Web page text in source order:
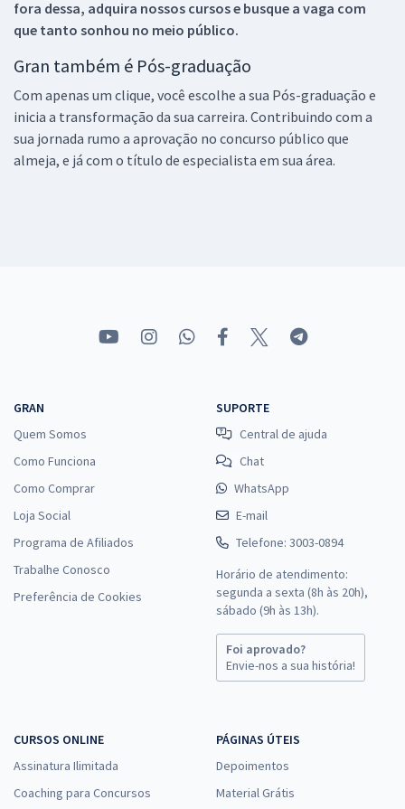
fora dessa, adquira nossos cursos e busque a vaga com
que tanto sonhou no meio público.
Gran também é Pós-graduação
Com apenas um clique, você escolhe a sua Pós-graduação e
inicia a transformação da sua carreira. Contribuindo com a
sua jornada rumo a aprovação no concurso público que
almeja, e já com o título de especialista em sua área.
GRAN
Quem Somos
Como Funciona
Como Comprar
Loja Social
Programa de Afiliados
Trabalhe Conosco
Preferência de Cookies
SUPORTE
Central de ajuda
Chat
WhatsApp
E-mail
Telefone: 3003-0894
Horário de atendimento:
segunda a sexta (8h às 20h),
sábado (9h às 13h).
Foi aprovado?
Envie-nos a sua história!
CURSOS ONLINE
Assinatura Ilimitada
Coaching para Concursos
PÁGINAS ÚTEIS
Depoimentos
Material Grátis